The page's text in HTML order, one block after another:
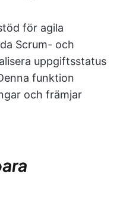
för agila
Scrum- och
uppgiftsstatus
funktion
och främjar